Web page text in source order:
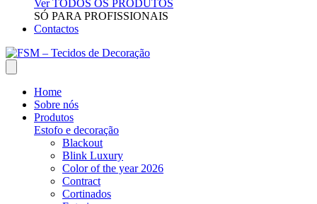
Ver TODOS OS PRODUTOS
SÓ PARA PROFISSIONAIS
Contactos
Home
Sobre nós
Produtos
Estofo e decoração
Blackout
Blink Luxury
Color of the year 2026
Contract
Cortinados